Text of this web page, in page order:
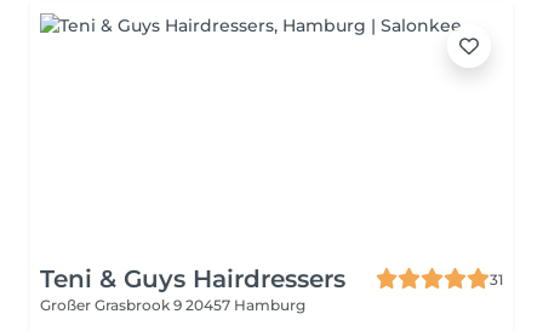
Teni & Guys Hairdressers
31
Großer Grasbrook 9 20457 Hamburg